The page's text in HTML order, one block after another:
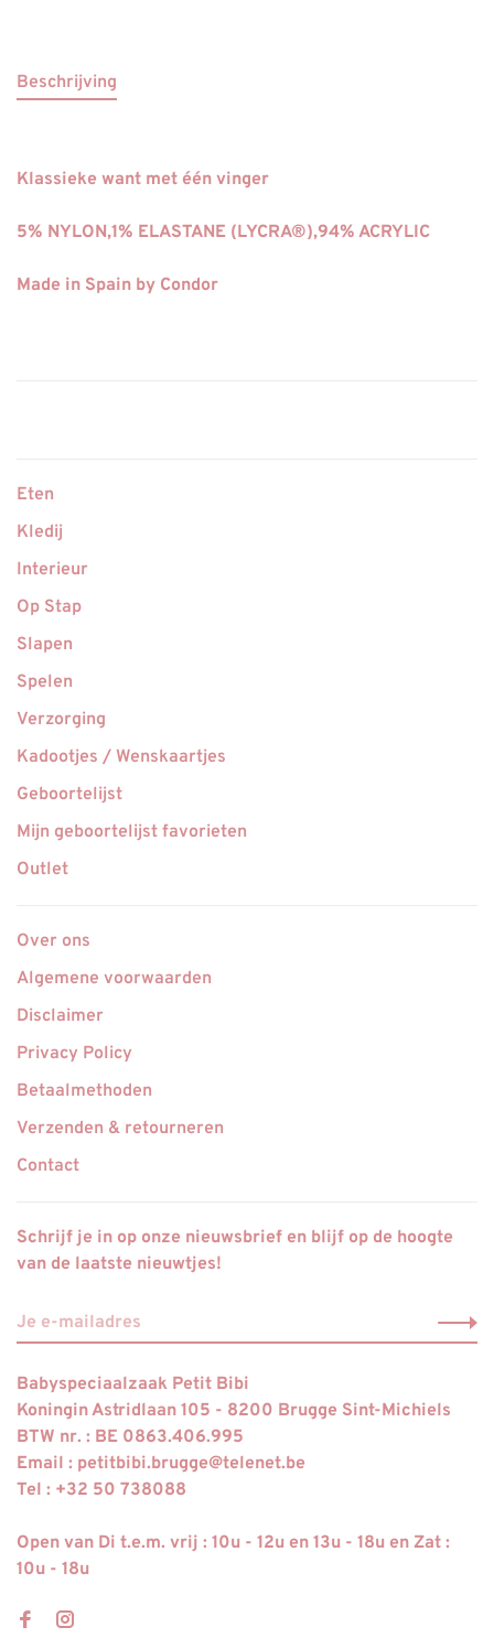
Beschrijving
Klassieke want met één vinger
5% NYLON,1% ELASTANE (LYCRA®),94% ACRYLIC
Made in Spain by Condor
Eten
Kledij
Interieur
Op Stap
Slapen
Spelen
Verzorging
Kadootjes / Wenskaartjes
Geboortelijst
Mijn geboortelijst favorieten
Outlet
Over ons
Algemene voorwaarden
Disclaimer
Privacy Policy
Betaalmethoden
Verzenden & retourneren
Contact
Schrijf je in op onze nieuwsbrief en blijf op de hoogte
van de laatste nieuwtjes!
Babyspeciaalzaak Petit Bibi
Koningin Astridlaan 105 - 8200 Brugge Sint-Michiels
BTW nr. : BE 0863.406.995
Email : petitbibi.brugge@telenet.be
Tel : +32 50 738088
Open van Di t.e.m. vrij : 10u - 12u en 13u - 18u en Zat :
10u - 18u